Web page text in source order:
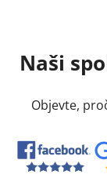
Naši
Objevte,